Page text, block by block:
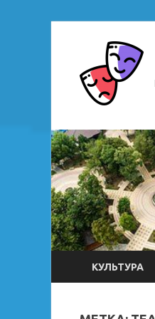
КУЛЬТУРА